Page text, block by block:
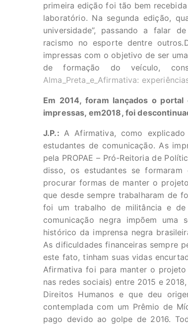
primeira edição foi tão bem
laboratório. Na segunda edição,
universidade”, passando a falar
racismo no esporte dentre
impressas com o objetivo de ser
de formação do veículo,
Alma_Preta_e_Afirmativa:
Em 2014, foram lançados o
impressas, em2018, foi
J.P.: A Afirmativa, como
estudantes de comunicação. As
pela PROPAE – Pró-Reitoria de
disso, os estudantes se
procurar formas de manter o
que desde sempre trabalharam de
foi um trabalho de militância e
comunicação negra impõem
histórico da imprensa negra
As dificuldades financeiras sempre
este fato, tinham suas vidas
Afirmativa foi para manter o
nas redes sociais) entre 2015 e
Direitos Humanos e que deu
contemplada com um Prêmio de
pago devido ao golpe de 2016.